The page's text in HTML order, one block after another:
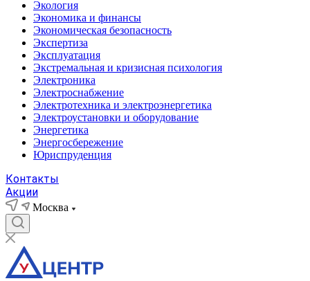
Экология
Экономика и финансы
Экономическая безопасность
Экспертиза
Эксплуатация
Экстремальная и кризисная психология
Электроника
Электроснабжение
Электротехника и электроэнергетика
Электроустановки и оборудование
Энергетика
Энергосбережение
Юриспруденция
Контакты
Акции
Москва